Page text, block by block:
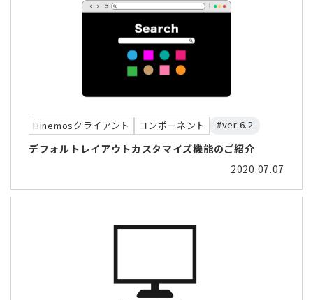
Hinemosクライアント コンポーネント #ver.6.2
デフォルトレイアウトカスタマイズ機能のご紹介
2020.07.07